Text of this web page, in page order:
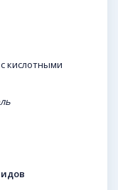
кислотными